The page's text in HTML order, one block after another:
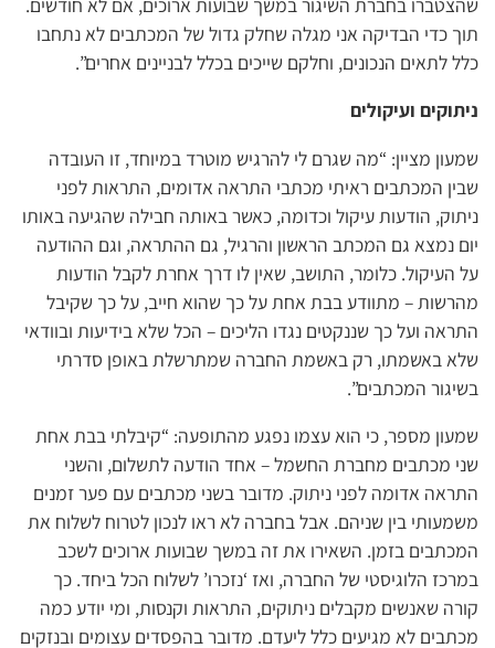
תוך כדי הבדיקה אני מגלה שחלק גדול של המכתבים לא נתחבו
כלל לתאים הנכונים, וחלקם שייכים בכלל לבניינים אחרים”.
ניתוקים ועיקולים
שמעון מציין: “מה שגרם לי להרגיש מוטרד במיוחד, זו העובדה
שבין המכתבים ראיתי מכתבי התראה אדומים, התראות לפני
ניתוק, הודעות עיקול וכדומה, כאשר באותה חבילה שהגיעה באותו
יום נמצא גם המכתב הראשון והרגיל, גם ההתראה, וגם ההודעה
על העיקול. כלומר, התושב, שאין לו דרך אחרת לקבל הודעות
מהרשות – מתוודע בבת אחת על כך שהוא חייב, על כך שקיבל
התראה ועל כך שננקטים נגדו הליכים – הכל שלא בידיעות ובוודאי
שלא באשמתו, רק באשמת החברה שמתרשלת באופן סדרתי
בשיגור המכתבים”.
שמעון מספר, כי הוא עצמו נפגע מהתופעה: “קיבלתי בבת אחת
שני מכתבים מחברת החשמל – אחד הודעה לתשלום, והשני
התראה אדומה לפני ניתוק. מדובר בשני מכתבים עם פער זמנים
משמעותי בין שניהם. אבל בחברה לא ראו לנכון לטרוח לשלוח את
המכתבים בזמן. השאירו את זה במשך שבועות ארוכים לשכב
במרכז הלוגיסטי של החברה, ואז ‘נזכרו’ לשלוח הכל ביחד. כך
קורה שאנשים מקבלים ניתוקים, התראות וקנסות, ומי יודע כמה
מכתבים לא מגיעים כלל ליעדם. מדובר בהפסדים עצומים ובנזקים